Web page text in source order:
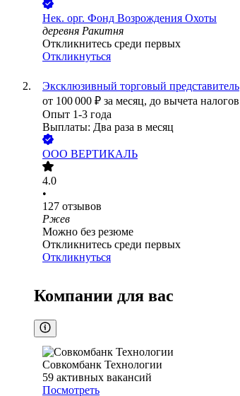
Нек. орг. Фонд Возрождения Охоты
деревня Ракитня
Откликнитесь среди первых
Откликнуться
Эксклюзивный торговый представитель
от 100 000 ₽ за месяц, до вычета налогов
Опыт 1-3 года
Выплаты: Два раза в месяц
ООО ВЕРТИКАЛЬ
4.0
•
127 отзывов
Ржев
Можно без резюме
Откликнитесь среди первых
Откликнуться
Компании для вас
Совкомбанк Технологии
59 активных вакансий
Посмотреть